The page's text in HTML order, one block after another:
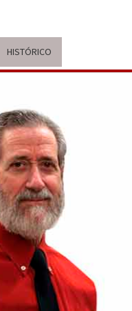
HISTÓRICO